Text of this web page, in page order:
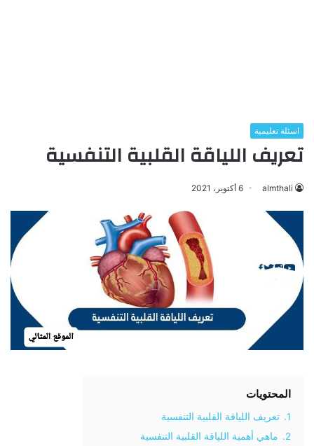
اسئلة تعليمية
تعريف اللياقة القلبية التنفسية
almthali 6 أكتوبر، 2021
المحتويات
1.
تعريف اللياقة القلبية التنفسية
2.
ماهي أهمية اللياقة القلبية التنفسية